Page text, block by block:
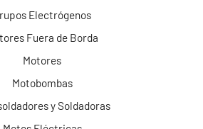
Electrógenos
Fuera de Borda
Motores
Motobombas
y Soldadoras